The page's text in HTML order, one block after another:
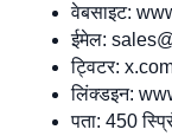
वेबसाइट:
ईमेल:
ट्विटर:
लिंक्डइन:
पता: 450